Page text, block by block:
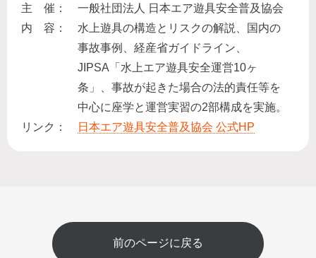
主 催：
一般社団法人 日本エア遊具安全普及協会
内 容：
水上遊具の構造とリスクの解説、国内の
事故事例、経産省ガイドライン、
JIPSA「水上エア遊具安全運営10ヶ
条」、事故が起きた場合の法的責任等を
中心に座学と運営実習の2部構成を実施。
リンク：
日本エア遊具安全普及協会 公式HP
前のページに戻る